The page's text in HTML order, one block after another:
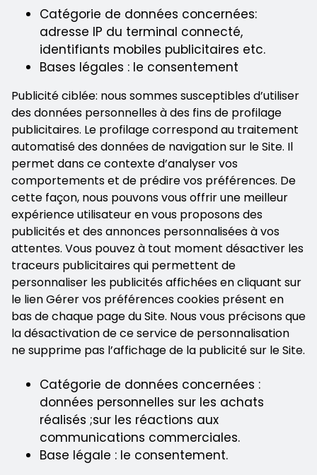
Catégorie de données concernées:
adresse IP du terminal connecté,
identifiants mobiles publicitaires etc.
Bases légales : le consentement
Publicité ciblée: nous sommes susceptibles d’utiliser
des données personnelles à des fins de profilage
publicitaires. Le profilage correspond au traitement
automatisé des données de navigation sur le Site. Il
permet dans ce contexte d’analyser vos
comportements et de prédire vos préférences. De
cette façon, nous pouvons vous offrir une meilleur
expérience utilisateur en vous proposons des
publicités et des annonces personnalisées à vos
attentes. Vous pouvez à tout moment désactiver les
traceurs publicitaires qui permettent de
personnaliser les publicités affichées en cliquant sur
le lien Gérer vos préférences cookies présent en
bas de chaque page du Site. Nous vous précisons que
la désactivation de ce service de personnalisation
ne supprime pas l’affichage de la publicité sur le Site.
Catégorie de données concernées :
données personnelles sur les achats
réalisés ;sur les réactions aux
communications commerciales.
Base légale : le consentement.